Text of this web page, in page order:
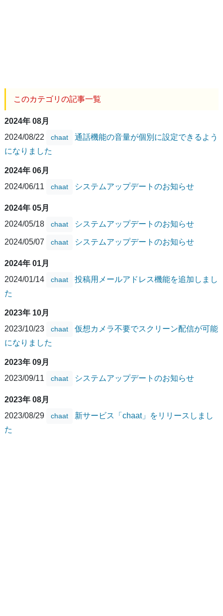
このカテゴリの記事一覧
2024年 08月
2024/08/22
chaat
通話機能の音量が個別に設定できるよう
になりました
2024年 06月
2024/06/11
chaat システムアップデートのお知らせ
2024年 05月
2024/05/18
chaat システムアップデートのお知らせ
2024/05/07 chaat システムアップデートのお知らせ
2024年 01月
2024/01/14
chaat
投稿用メールアドレス機能を追加しまし
た
2023年 10月
2023/10/23
chaat
仮想カメラ不要でスクリーン配信が可能
になりました
2023年 09月
2023/09/11
chaat システムアップデートのお知らせ
2023年 08月
2023/08/29
chaat
新サービス「chaat」をリリースしまし
た